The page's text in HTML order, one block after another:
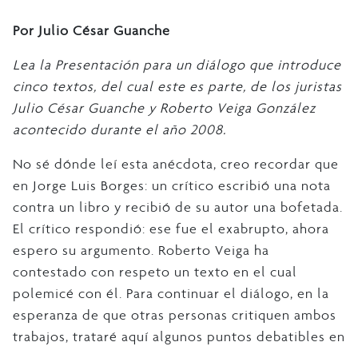
Por Julio César Guanche
Lea la Presentación para un diálogo que introduce
cinco textos, del cual este es parte, de los juristas
Julio César Guanche y Roberto Veiga González
acontecido durante el año 2008.
No sé dónde leí esta anécdota, creo recordar que
en Jorge Luis Borges: un crítico escribió una nota
contra un libro y recibió de su autor una bofetada.
El crítico respondió: ese fue el exabrupto, ahora
espero su argumento. Roberto Veiga ha
contestado con respeto un texto en el cual
polemicé con él. Para continuar el diálogo, en la
esperanza de que otras personas critiquen ambos
trabajos, trataré aquí algunos puntos debatibles en